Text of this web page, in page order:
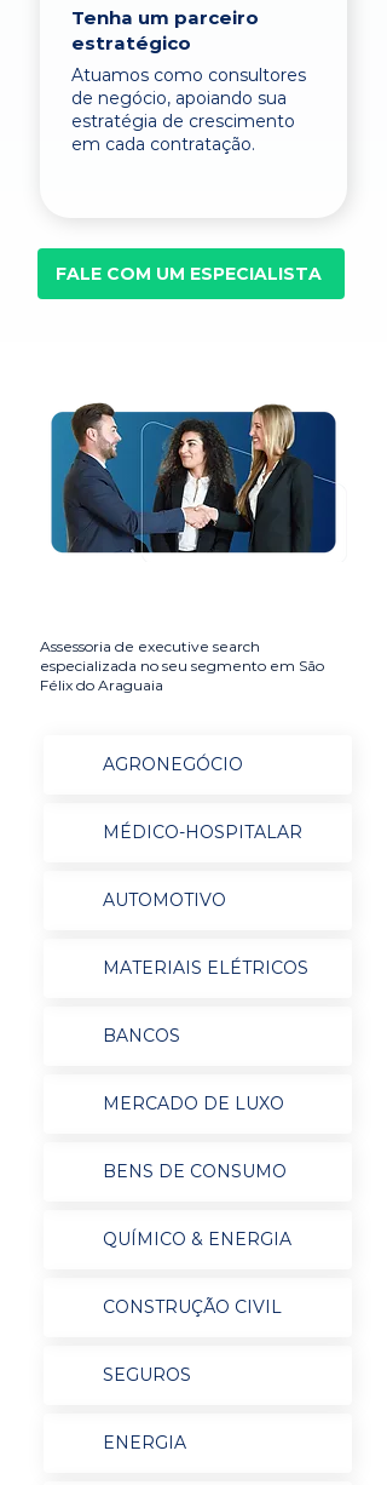
Tenha um parceiro
estratégico
Atuamos como consultores
de negócio, apoiando sua
estratégia de crescimento
em cada contratação.
FALE COM UM ESPECIALISTA
Assessoria de executive search
especializada no seu segmento em São
Félix do Araguaia
AGRONEGÓCIO
MÉDICO-HOSPITALAR
AUTOMOTIVO
MATERIAIS ELÉTRICOS
BANCOS
MERCADO DE LUXO
BENS DE CONSUMO
QUÍMICO & ENERGIA
CONSTRUÇÃO CIVIL
SEGUROS
ENERGIA